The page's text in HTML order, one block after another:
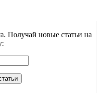
Получай новые статьи на